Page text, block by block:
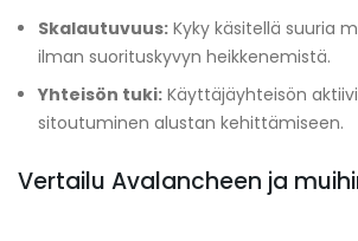
Skalautuvuus: Kyky käsitellä suuria
ilman suorituskyvyn heikkenemistä.
Yhteisön tuki: Käyttäjäyhteisön
sitoutuminen alustan kehittämiseen.
Vertailu Avalancheen ja